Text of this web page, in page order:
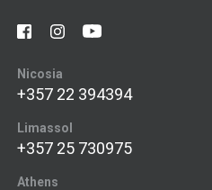
Nicosia
+357 22 394394
Limassol
+357 25 730975
Athens